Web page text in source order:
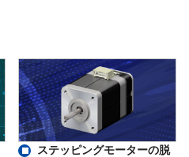
ステッピングモーターの脱